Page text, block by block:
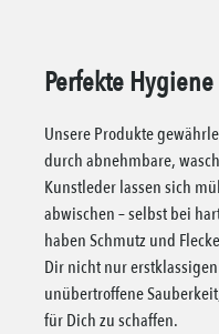
Perfekte Hygiene
Unsere Produkte
durch abnehmbare,
Kunstleder lassen sich
abwischen – selbst bei
haben Schmutz und
Dir nicht nur
unübertroffene
für Dich zu schaffen.